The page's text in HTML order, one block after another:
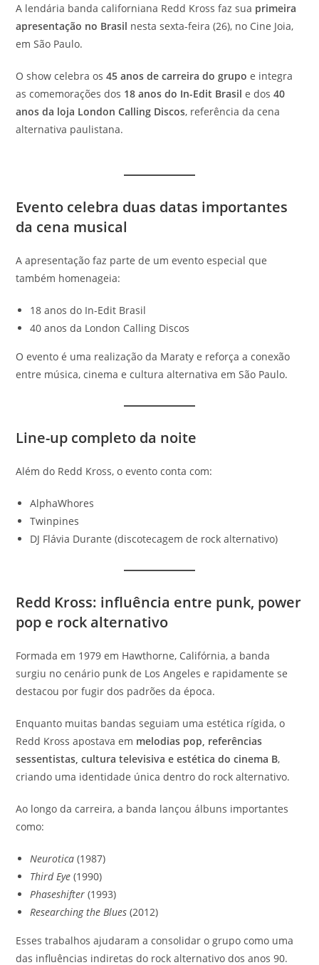
A lendária banda californiana Redd Kross faz sua primeira
apresentação no Brasil nesta sexta-feira (26), no Cine Joia,
em São Paulo.
O show celebra os45 anos de carreira do grupo e integra
as comemorações dos 18 anos do In-Edit Brasil e dos40
anos da loja London Calling Discos, referência da cena
alternativa paulistana.
Evento celebra duas datas importantes
da cena musical
A apresentação faz parte de um evento especial que
também homenageia:
18 anos do In-Edit Brasil
40 anos da London Calling Discos
O evento é uma realização da Maraty e reforça a conexão
entre música, cinema e cultura alternativa em São Paulo.
Line-up completo da noite
Além do Redd Kross, o evento conta com:
AlphaWhores
Twinpines
DJ Flávia Durante (discotecagem de rock alternativo)
Redd Kross: influência entre punk, power
pop e rock alternativo
Formada em 1979 em Hawthorne, Califórnia, a banda
surgiu no cenário punk de Los Angeles e rapidamente se
destacou por fugir dos padrões da época.
Enquanto muitas bandas seguiam uma estética rígida, o
Redd Kross apostava em melodias pop, referências
sessentistas, cultura televisiva e estética do cinema B,
criando uma identidade única dentro do rock alternativo.
Ao longo da carreira, a banda lançou álbuns importantes
como:
Neurotica (1987)
Third Eye (1990)
Phaseshifter (1993)
Researching the Blues (2012)
Esses trabalhos ajudaram a consolidar o grupo como uma
das influências indiretas do rock alternativo dos anos 90.